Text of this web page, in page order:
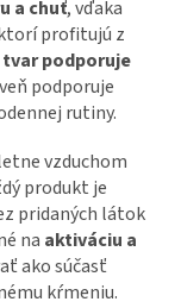
a chuť, vďaka
profitujú z
podporuje
podporuje
rutiny.
vzduchom
produkt je
pridaných látok
na aktiváciu a
ako súčasť
kŕmeniu.